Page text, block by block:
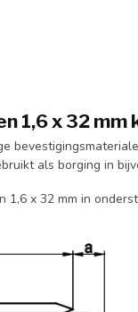
1,6 x 32 mm
als borging in
1,6 x 32 mm in